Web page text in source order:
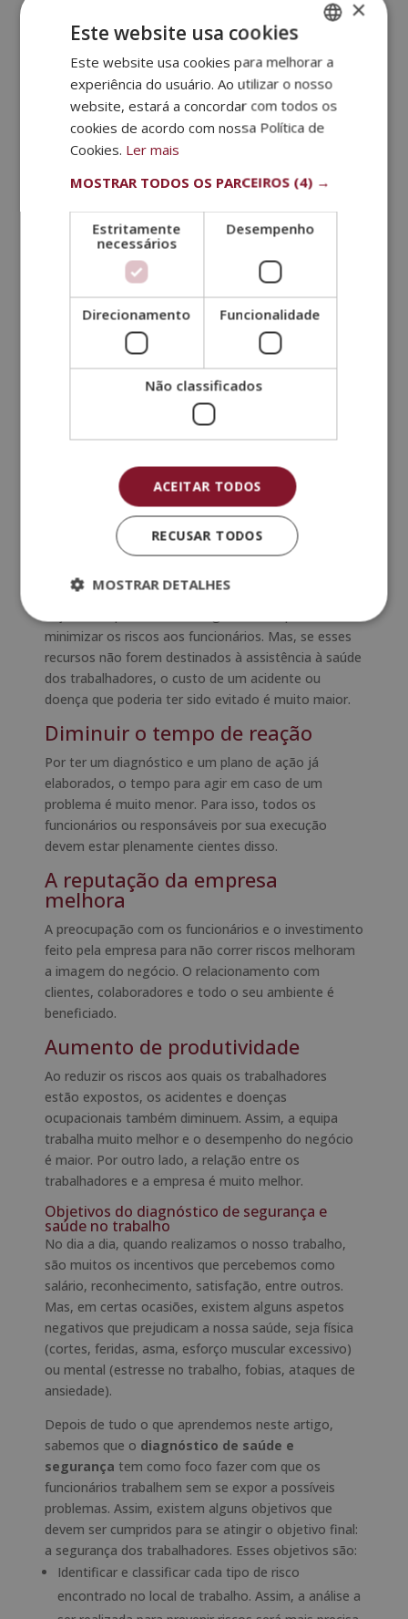
área da empresa e nas diferentes funções.
Descubra os tipos de danos que podem surgir e
quem são as pessoas que provavelmente sofrerão.
Examinar e estudar os riscos para determinar as
medidas de prevenção mais adequadas.
Planeamento das diretrizes que podem ser
colocadas em prática para reduzir ou eliminar
acidentes, ou doenças.
Modificação do diagnóstico sempre que surgirem
Para que serve a análise de riscos no
Ao atentar para os
elementos que influenciam a
segurança dos trabalhadores
e modificá-los para
consegue um espaço de trabalho seguro, no qual os
seus funcionários confiam e não precisam se
existem muitos outros igualmente importantes e
que proporcionam uma grande melhoria no
desempenho, eficiência e competitividade do
negócio. A seguir, mostramos-lhes.
Evite perdas desnecessárias
É certo que a empresa deve investir uma parte do
minimizar os riscos aos funcionários. Mas, se esses
recursos não forem destinados à assistência à saúde
dos trabalhadores, o custo de um acidente ou
doença que poderia ter sido evitado é muito maior.
Diminuir o tempo de reação
Por ter um diagnóstico e um plano de ação já
elaborados, o tempo para agir em caso de um
problema é muito menor. Para isso, todos os
funcionários ou responsáveis ​​por sua execução
devem estar plenamente cientes disso.
A reputação da empresa
melhora
A preocupação com os funcionários e o investimento
feito pela empresa para não correr riscos melhoram
a imagem do negócio. O relacionamento com
clientes, colaboradores e todo o seu ambiente é
beneficiado.
Aumento de produtividade
Ao reduzir os riscos aos quais os trabalhadores
estão expostos, os acidentes e doenças
ocupacionais também diminuem. Assim, a equipa
trabalha muito melhor e o desempenho do negócio
é maior. Por outro lado, a relação entre os
trabalhadores e a empresa é muito melhor.
Objetivos do diagnóstico de segurança e
saúde no trabalho
No dia a dia, quando realizamos o nosso trabalho,
são muitos os incentivos que percebemos como
salário, reconhecimento, satisfação, entre outros.
Mas, em certas ocasiões, existem alguns aspetos
negativos que prejudicam a nossa saúde, seja física
(cortes, feridas, asma, esforço muscular excessivo)
ou mental (estresse no trabalho, fobias, ataques de
ansiedade).
Depois de tudo o que aprendemos neste artigo,
sabemos que o diagnóstico de saúde e
segurança tem como foco fazer com que os
funcionários trabalhem sem se expor a possíveis
problemas. Assim, existem alguns objetivos que
devem ser cumpridos para se atingir o objetivo final:
a segurança dos trabalhadores. Esses objetivos são:
Identificar e classificar cada tipo de risco
encontrado no local de trabalho. Assim, a análise a
SPANISH
PORTUGUESE
×
Este website usa cookies
Este website usa cookies para melhorar a
experiência do usuário. Ao utilizar o nosso
website, estará a concordar com todos os
cookies de acordo com nossa Política de
Cookies. Ler mais
MOSTRAR TODOS OS PARCEIROS (4) →
Estritamente
necessários
Desempenho
Direcionamento Funcionalidade
Não classificados
ACEITAR TODOS
RECUSAR TODOS
MOSTRAR DETALHES